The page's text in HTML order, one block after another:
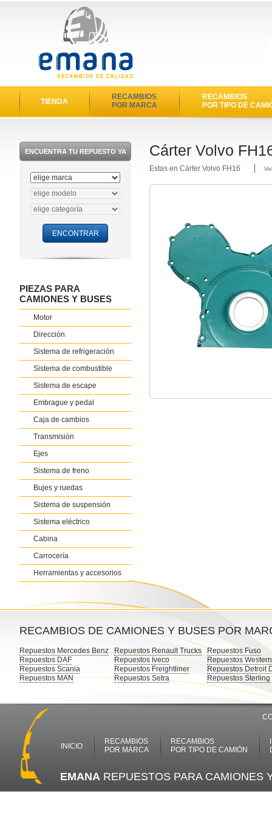
TIENDA
RECAMBIOS
POR MARCA
RECAMBIOS
POR TIPO DE
ENCUENTRA TU REPUESTO YA
PIEZAS PARA
CAMIONES Y BUSES
Motor
Dirección
Sistema de refrigeración
Sistema de combustible
Sistema de escape
Embrague y pedal
Caja de cambios
Transmisión
Ejes
Sistema de freno
Bujes y ruedas
Sistema de suspensión
Sistema eléctrico
Cabina
Carrocería
Herramientas y accesorios
Cárter Volvo
Estas en Cárter Volvo FH16
RECAMBIOS DE CAMIONES Y BUSES POR
Repuestos Mercedes Benz
Repuestos DAF
Repuestos Scania
Repuestos MAN
Repuestos Renault Trucks
Repuestos Iveco
Repuestos Freightliner
Repuestos Setra
Repuestos Fuso
Repuestos
Repuestos Detroit
Repuestos Sterling
INICIO
RECAMBIOS
POR MARCA
RECAMBIOS
POR TIPO DE CAMIÓN
EMANA REPUESTOS PARA CAMIONES